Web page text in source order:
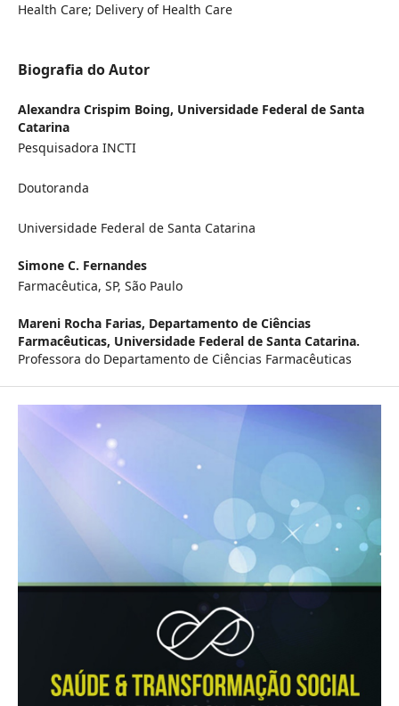
Health Care; Delivery of Health Care
Biografia do Autor
Alexandra Crispim Boing, Universidade Federal de Santa
Catarina
Pesquisadora INCTI
Doutoranda
Universidade Federal de Santa Catarina
Simone C. Fernandes
Farmacêutica, SP, São Paulo
Mareni Rocha Farias, Departamento de Ciências
Farmacêuticas, Universidade Federal de Santa Catarina.
Professora do Departamento de Ciências Farmacêuticas